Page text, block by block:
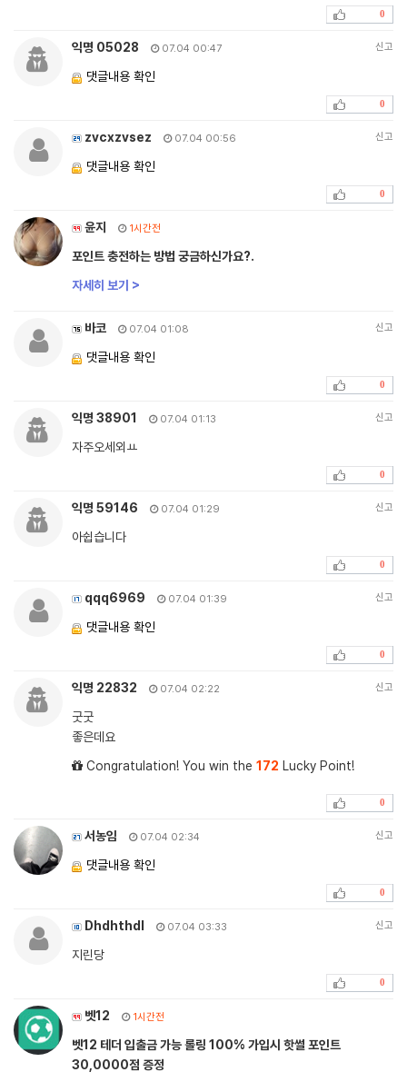
0
익명 05028 07.04 00:47 신고
댓글내용 확인
0
zvcxzvsez 07.04 00:56 신고
댓글내용 확인
0
윤지 1시간전
포인트 충전하는 방법 궁금하신가요?.
자세히 보기 >
바코 07.04 01:08 신고
댓글내용 확인
0
익명 38901 07.04 01:13 신고
자주오세외ㅛ
0
익명 59146 07.04 01:29 신고
아쉽습니다
0
qqq6969 07.04 01:39 신고
댓글내용 확인
0
익명 22832 07.04 02:22 신고
굿굿
좋은데요
Congratulation! You win the 172 Lucky Point!
0
서농임 07.04 02:34 신고
댓글내용 확인
0
Dhdhthdl 07.04 03:33 신고
지린당
0
벳12 1시간전
벳12 테더 입출금 가능 롤링 100% 가입시 핫썰 포인트
30,0000점 증정